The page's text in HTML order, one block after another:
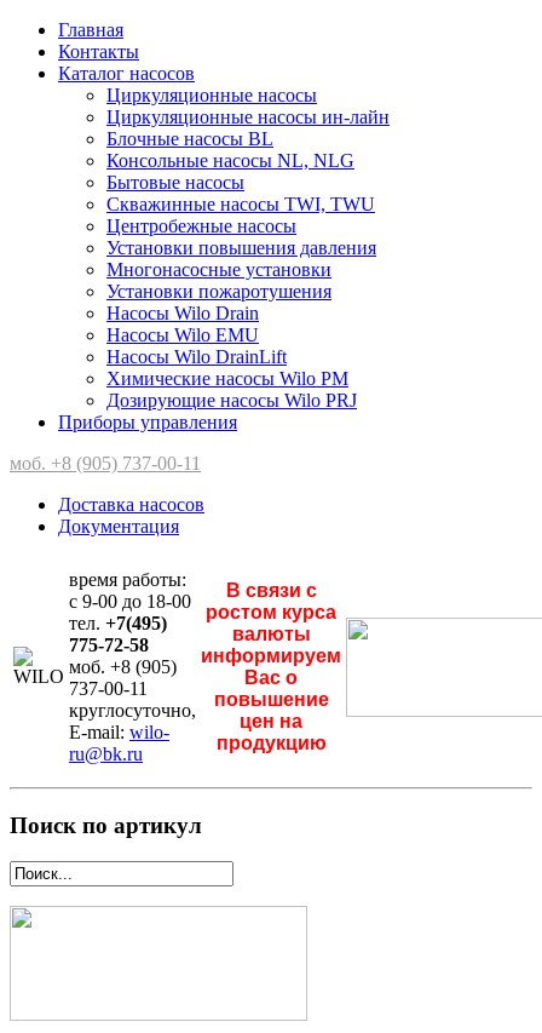
Главная
Контакты
Каталог насосов
Циркуляционные насосы
Циркуляционные насосы ин-лайн
Блочные насосы BL
Консольные насосы NL, NLG
Бытовые насосы
Скважинные насосы TWI, TWU
Центробежные насосы
Установки повышения давления
Многонасосные установки
Установки пожаротушения
Насосы Wilo Drain
Насосы Wilo EMU
Насосы Wilo DrainLift
Химические насосы Wilo PM
Дозирующие насосы Wilo PRJ
Приборы управления
моб. +8 (905) 737-00-11
Доставка насосов
Документация
время работы:
с 9-00 до 18-00
тел. +7(495)
775-72-58
моб. +8 (905)
737-00-11
круглосуточно,
E-mail: wilo-
ru@bk.ru
В связи с
ростом курса
валюты
информируем
Вас о
повышение
цен на
продукцию
Поиск по артикул